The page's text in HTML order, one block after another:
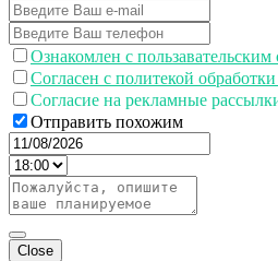
Ознакомлен с
Согласен с политекой
Согласие на рекламные
Отправить похожим
Close